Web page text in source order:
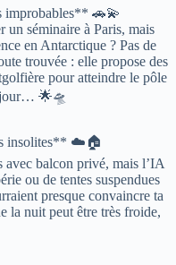
improbables** 🚗💫
un séminaire à Paris, mais
en Antarctique ? Pas de
trouvée : elle propose des
pour atteindre le pôle
jour… 🌟🛸
insolites** ☁️🏠
avec balcon privé, mais l’IA
ou de tentes suspendues
presque convaincre ta
la nuit peut être très froide,